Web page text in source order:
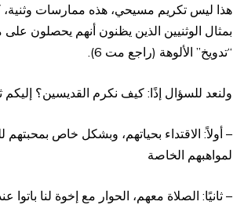
هذا ليس تكريم مسيحي، هذه ممارسات وثنية،
بمثال الوثنيين الذين يظنون أنهم يحصلون
“تدويخ” الألوهة (راجع مت 6).
ولنعد للسؤال إذًا: كيف نكرم القديسين؟ إليكم
– أولاً: الاقتداء بحياتهم، وبشكل خاص بمحبتهم
لمواهبهم الخاصة
– ثانيًا: الصلاة معهم، الحوار مع إخوة لنا